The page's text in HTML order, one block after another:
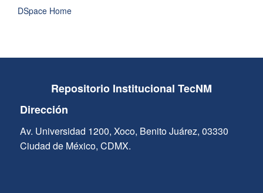
DSpace Home
Repositorio Institucional TecNM
Dirección
Av. Universidad 1200, Xoco, Benito Juárez, 03330
Ciudad de México, CDMX.